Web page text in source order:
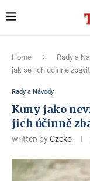
Home Rady a
jak se jich účinně zbavit
Rady a Návody
Kuny jako
jich účinně
written byCzeko